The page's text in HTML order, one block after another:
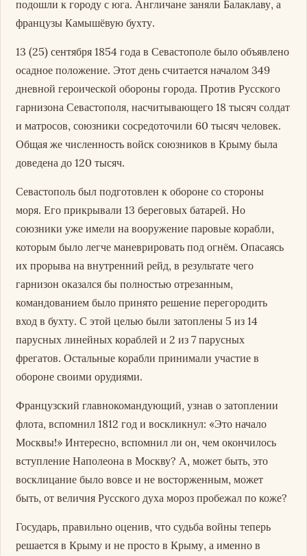
подошли к городу с юга. Англичане заняли Балаклаву, а
французы Камышёвую бухту.
13 (25) сентября 1854 года в Севастополе было объявлено
осадное положение. Этот день считается началом 349
дневной героической обороны города. Против Русского
гарнизона Севастополя, насчитывающего 18 тысяч солдат
и матросов, союзники сосредоточили 60 тысяч человек.
Общая же численность войск союзников в Крыму была
доведена до 120 тысяч.
Севастополь был подготовлен к обороне со стороны
моря. Его прикрывали 13 береговых батарей. Но
союзники уже имели на вооружение паровые корабли,
которым было легче маневрировать под огнём. Опасаясь
их прорыва на внутренний рейд, в результате чего
гарнизон оказался бы полностью отрезанным,
командованием было принято решение перегородить
вход в бухту. С этой целью были затоплены 5 из 14
парусных линейных кораблей и 2 из 7 парусных
фрегатов. Остальные корабли принимали участие в
обороне своими орудиями.
Французский главнокомандующий, узнав о затоплении
флота, вспомнил 1812 год и воскликнул: «Это начало
Москвы!» Интересно, вспомнил ли он, чем окончилось
вступление Наполеона в Москву? А, может быть, это
восклицание было вовсе и не восторженным, может
быть, от величия Русского духа мороз пробежал по коже?
Государь, правильно оценив, что судьба войны теперь
решается в Крыму и не просто в Крыму, а именно в